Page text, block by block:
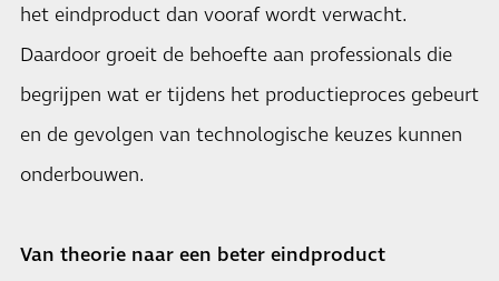
het eindproduct dan vooraf wordt verwacht.
Daardoor groeit de behoefte aan professionals die
begrijpen wat er tijdens het productieproces gebeurt
en de gevolgen van technologische keuzes kunnen
onderbouwen.
Van theorie naar een beter eindproduct